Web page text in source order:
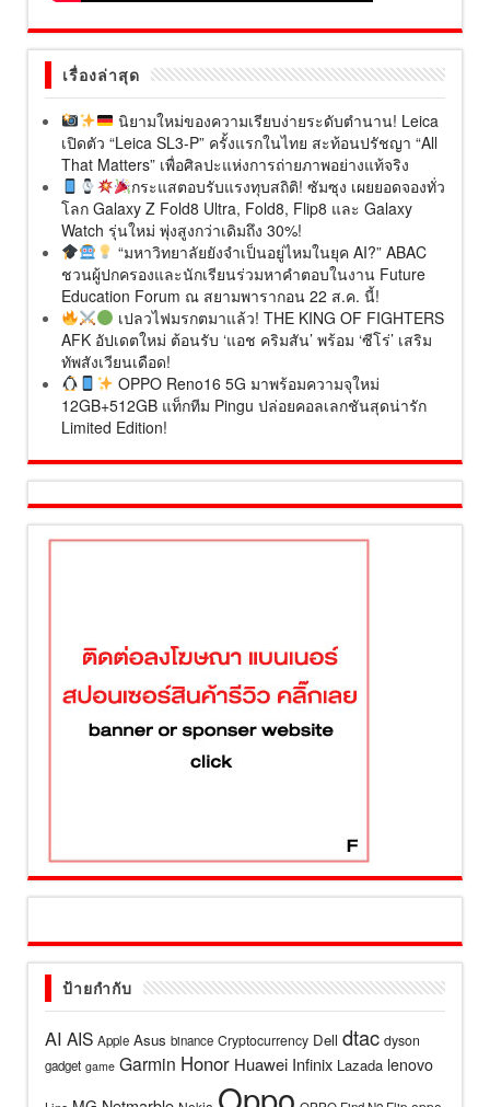
เรื่องล่าสุด
นิยามใหม่ของความเรียบง่ายระดับตำนาน! Leica
เปิดตัว “Leica SL3-P” ครั้งแรกในไทย สะท้อนปรัชญา “All
That Matters” เพื่อศิลปะแห่งการถ่ายภาพอย่างแท้จริง
กระแสตอบรับแรงทุบสถิติ! ซัมซุง เผยยอดจองทั่ว
โลก Galaxy Z Fold8 Ultra, Fold8, Flip8 และ Galaxy
Watch รุ่นใหม่ พุ่งสูงกว่าเดิมถึง 30%!
“มหาวิทยาลัยยังจำเป็นอยู่ไหมในยุค AI?” ABAC
ชวนผู้ปกครองและนักเรียนร่วมหาคำตอบในงาน Future
Education Forum ณ สยามพารากอน 22 ส.ค. นี้!
เปลวไฟมรกตมาแล้ว! THE KING OF FIGHTERS
AFK อัปเดตใหม่ ต้อนรับ ‘แอช คริมสัน’ พร้อม ‘ซีโร่’ เสริม
ทัพสังเวียนเดือด!
OPPO Reno16 5G มาพร้อมความจุใหม่
12GB+512GB แท็กทีม Pingu ปล่อยคอลเลกชันสุดน่ารัก
Limited Edition!
ป้ายกำกับ
AI AIS Apple Asus binance Cryptocurrency Dell dtac dyson
gadget game Garmin Honor Huawei Infinix Lazada lenovo